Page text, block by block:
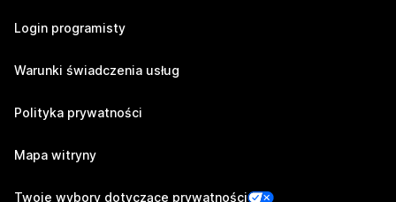
Login programisty
Warunki świadczenia usług
Polityka prywatności
Mapa witryny
Twoje wybory dotyczące prywatności